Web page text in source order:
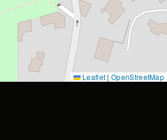
Leaflet | OpenStreetMap